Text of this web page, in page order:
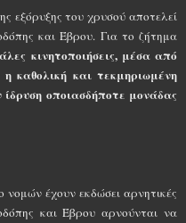
εξόρυξης του χρυσού αποτελεί
και Έβρου. Για το ζήτημα
κινητοποιήσεις, μέσα από
καθολική και τεκμηριωμένη
οποιασδήποτε μονάδας
νομών έχουν εκδώσει αρνητικές
και Έβρου αρνούνται να